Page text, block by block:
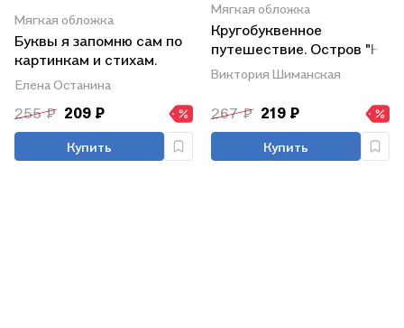
Мягкая обложка
Буквы я запомню сам по
картинкам и стихам.
Альбом по подготовке к
Елена Останина
255 ₽ 209 ₽
Купить
Мягкая обложка
Кругобуквенное
путешествие. Остров "Н".
Пособие для детей 3-5
Виктория Шиманская
267 ₽ 219 ₽
Купить